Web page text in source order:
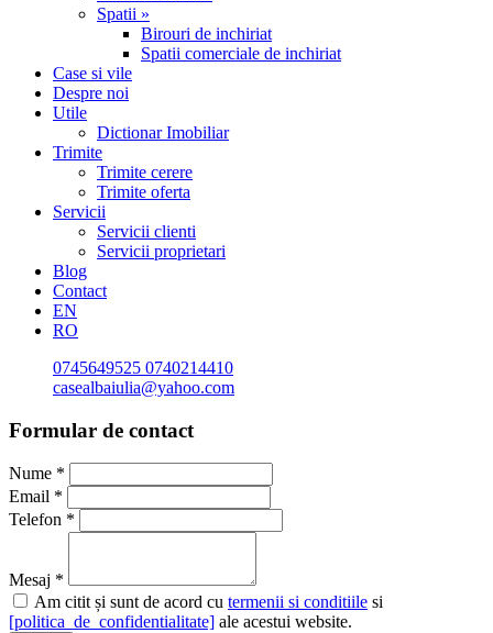
Spatii »
Birouri de inchiriat
Spatii comerciale de inchiriat
Case si vile
Despre noi
Utile
Dictionar Imobiliar
Trimite
Trimite cerere
Trimite oferta
Servicii
Servicii clienti
Servicii proprietari
Blog
Contact
EN
RO
0745649525 0740214410
casealbaiulia@yahoo.com
Formular de contact
Nume *
Email *
Telefon *
Mesaj *
Am citit și sunt de acord cu termenii si conditiile si
[politica_de_confidentialitate] ale acestui website.